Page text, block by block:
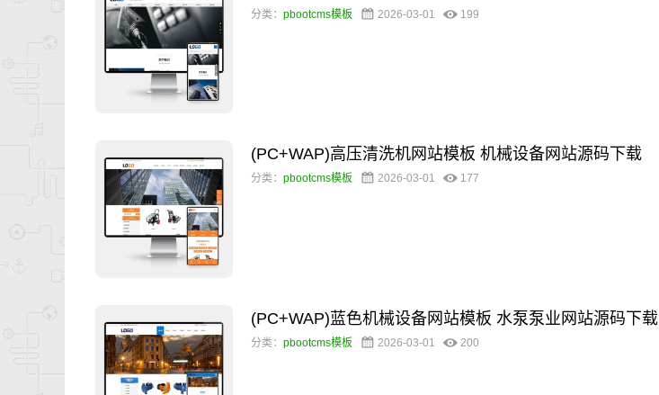
分类： pbootcms模板 2026-03-01 199
(PC+WAP)高压清洗机网站模板 机械设备网站源码下载
分类： pbootcms模板 2026-03-01 177
(PC+WAP)蓝色机械设备网站模板 水泵泵业网站源码下载
分类： pbootcms模板 2026-03-01 200